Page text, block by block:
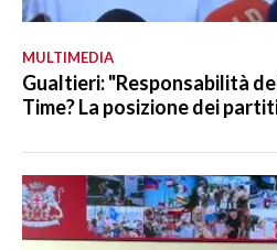
MULTIMEDIA
Gualtieri: "Responsabilità
Time? La posizione dei